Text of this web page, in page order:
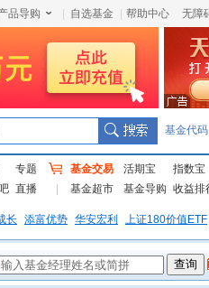
品导购 自选基金 帮助中心 无障
基金代码
专题
直播
基金交易 活期宝 指数宝
基金超市
基金导购 收益排
长 添富优势 华安宏利 上证180价值ETF